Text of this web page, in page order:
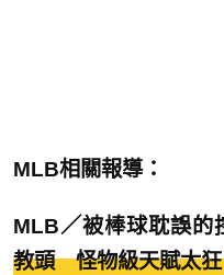
MLB相關報導：
MLB／被棒球耽誤的
教頭 怪物級天賦太